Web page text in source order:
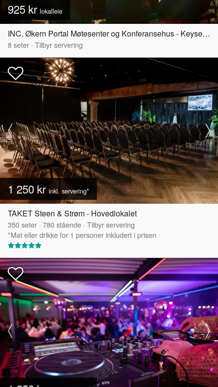
925 kr lokalleie
INC. Økern Portal Møtesenter og Konferansehus - Keyserløkka
8seter · Tilbyr servering
1 250 kr inkl. servering*
TAKET Steen & Strøm - Hovedlokalet
350seter · 780stående · Tilbyr servering
*Mat eller drikke for 1 personer inkludert i prisen